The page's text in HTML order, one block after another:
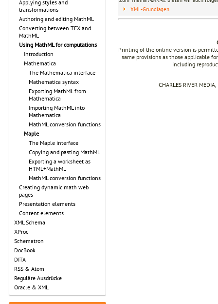
Applying styles and
transformations
Authoring and editing MathML
Converting between TEX and
MathML
Using MathML for computations
Introduction
Mathematica
The Mathematica interface
Mathematica syntax
Exporting MathML from
Mathematica
Importing MathML into
Mathematica
MathML conversion functions
Maple
The Maple interface
Copying and pasting MathML
Exporting a worksheet as
HTML+MathML
MathML conversion functions
Creating dynamic math web
pages
Presentation elements
Content elements
XML Schema
XProc
Schematron
DocBook
DITA
RSS & Atom
Reguläre Ausdrücke
Oracle & XML
XML-Grundlagen
Printing of the online version is
same provisions as those applicable
including
CHARLES RIVER